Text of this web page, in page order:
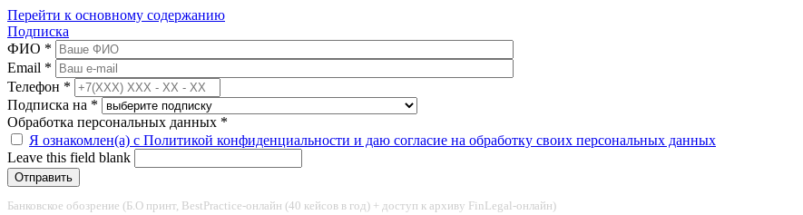
Перейти к основному содержанию
Подписка
ФИО *
Email *
Телефон *
Подписка на *
Обработка персональных данных *
Я ознакомлен(а) с Политикой конфиденциальности и даю согласие на обработку своих персональных данных
Leave this field blank
Банковское обозрение (Б.О принт, BestPractice-онлайн (40 кейсов в год) + доступ к архиву FinLegal-онлайн)